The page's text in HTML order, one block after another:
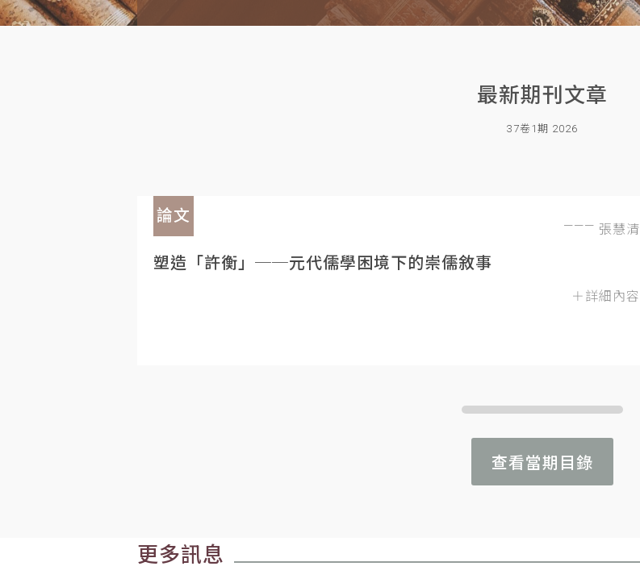
最新期刊文章
37卷1期 2026
論文
張慧清
塑造「許衡」──元代儒學困境下的崇儒敘事
＋詳細內容
查看當期目錄
更多訊息